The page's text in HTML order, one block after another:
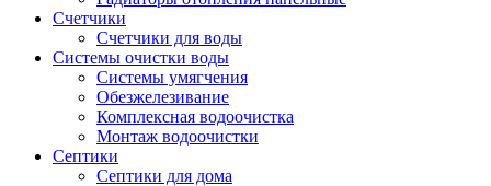
Cчетчики
Счетчики для воды
Системы очистки воды
Системы умягчения
Обезжелезивание
Комплексная водоочистка
Монтаж водоочистки
Септики
Септики для дома